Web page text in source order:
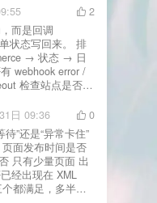
查首页、文章
键位置。 最好再
件，万一崩了，
，稳得很✅😎希望
2
而是回调
态写回来。 排
webhook error /
否被
调接口不应缓存）
有 500/致命错误
回调 URL（按网
日 09:36
0
”还是“异常卡住”
面发布时间是否
只有少量页面 出
经出现在 XML
都满足，多半属